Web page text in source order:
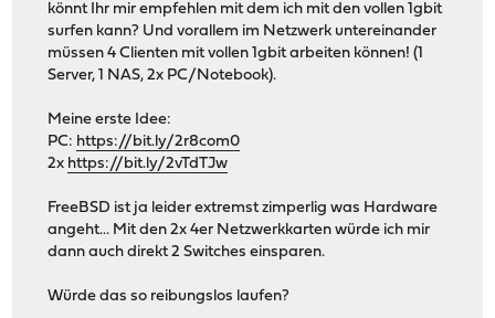
könnt Ihr mir empfehlen mit dem ich mit den vollen 1gbit
surfen kann? Und vorallem im Netzwerk untereinander
müssen 4 Clienten mit vollen 1gbit arbeiten können! (1
Server, 1 NAS, 2x PC/Notebook).
Meine erste Idee:
PC: https://bit.ly/2r8com0
2x https://bit.ly/2vTdTJw
FreeBSD ist ja leider extremst zimperlig was Hardware
angeht... Mit den 2x 4er Netzwerkkarten würde ich mir
dann auch direkt 2 Switches einsparen.
Würde das so reibungslos laufen?